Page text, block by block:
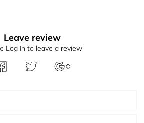
Leave review
Log In to leave a review